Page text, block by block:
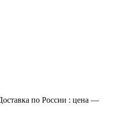
по России : цена —